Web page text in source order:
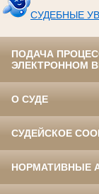
СУДЕБНЫЕ
ПОДАЧА
ЭЛЕКТРОННОМ
О СУДЕ
СУДЕЙСКОЕ
НОРМАТИВНЫЕ